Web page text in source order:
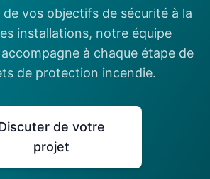
vos objectifs de sécurité à la
installations, notre équipe
à chaque étape de
de protection incendie.
de votre
projet